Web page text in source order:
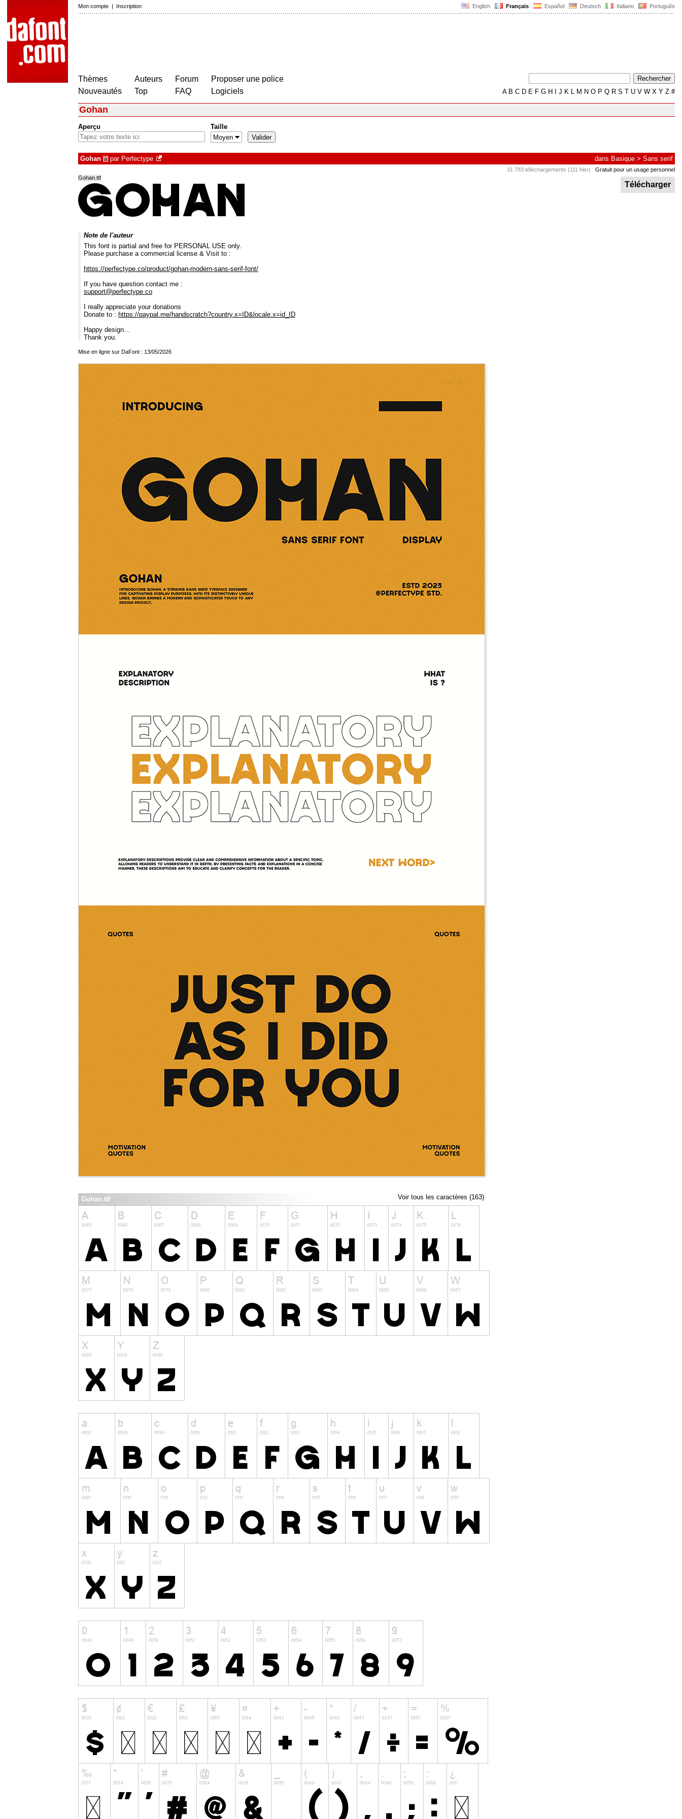
English Français Español Deutsch Italiano Português
Mon compte | Inscription
Thèmes
Nouveautés
Auteurs
Top
Forum
FAQ
Proposer une police
Logiciels
AB C D E F G H J K L M N O P Q R S T U V W X Y Z #
Gohan
Aperçu Taille
Gohan à par Perfectype dans Basique > Sans serif
31 783 téléchargements (111 hier) Gratuit pour un usage personnel
Télécharger
Gohan.ttf
Note de l'auteur
This font is partial and free for PERSONAL USE only.
Please purchase a commercial license & Visit to :
https://perfectype.co/product/gohan-modern-sans-serif-font/
If you have question contact me :
support@perfectype.co
I really appreciate your donations
Donate to : https://paypal.me/handscratch?country.x=ID&locale.x=id_ID
Happy design...
Thank you.
Mise en ligne sur DaFont : 13/05/2026
Voir tous les caractères (163)
Gohan.ttf